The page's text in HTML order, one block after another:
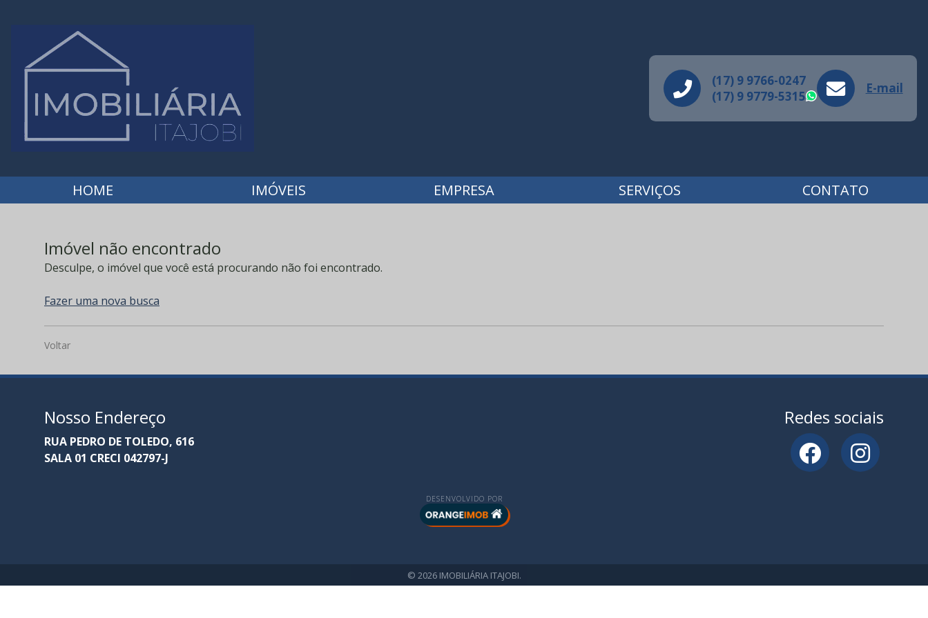
(17) 9 9766-0247
(17) 9 9779-5315
WhatsApp
E-mail
HOME IMÓVEIS EMPRESA SERVIÇOS CONTATO
Imóvel não encontrado
Desculpe, o imóvel que você está procurando não foi encontrado.
Fazer uma nova busca
Voltar
Nosso Endereço
RUA PEDRO DE TOLEDO, 616
SALA 01 CRECI 042797-J
Redes sociais
DESENVOLVIDO POR
© 2026 IMOBILIÁRIA ITAJOBI.